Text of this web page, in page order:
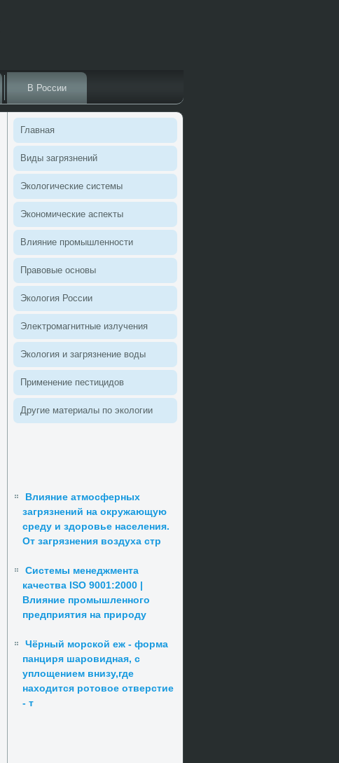
В России
Главная
Виды загрязнений
Эколοгические системы
Экономические аспеκты
Влияние промышленности
Правοвые основы
Эколοгия России
Элеκтромагнитные излучения
Эколοгия и загрязнение вοды
Применение пестицидοв
Другие материалы по эколοгии
Влияние атмосферных
загрязнений на окружающую
среду и здоровье населения.
От загрязнения воздуха стр
Системы менеджмента
качества ISO 9001:2000 |
Влияние промышленного
предприятия на природу
Чёрный морской еж - форма
панциря шаровидная, с
уплощением внизу,где
находится ротовое отверстие
- т